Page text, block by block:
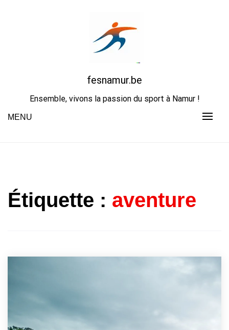
fesnamur.be
Ensemble, vivons la passion du sport à Namur !
MENU
Étiquette : aventure